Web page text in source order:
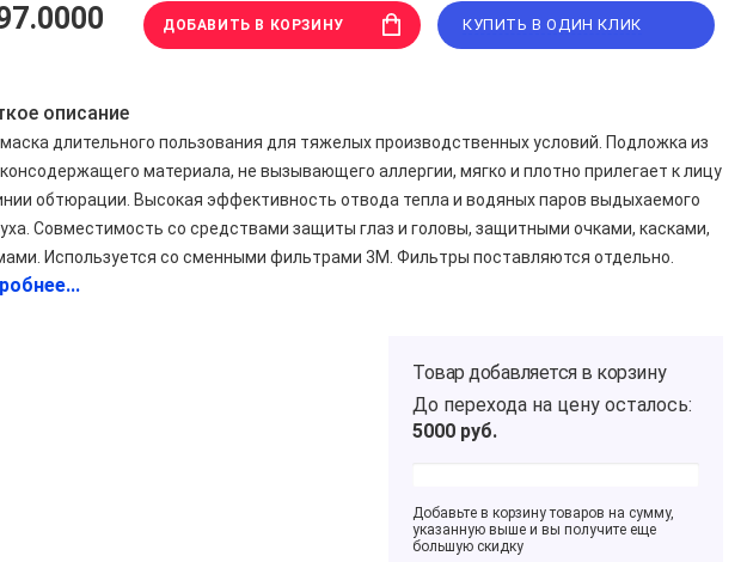
ДОБАВИТЬ В КОРЗИНУ КУПИТЬ В ОДИН КЛИК
описание
длительного пользования для тяжелых производственных условий. Подложка из
материала, не вызывающего аллергии, мягко и плотно прилегает к лицу
обтюрации. Высокая эффективность отвода тепла и водяных паров выдыхаемого
Совместимость со средствами защиты глаз и головы, защитными очками, касками,
Используется со сменными фильтрами 3М. Фильтры поставляются отдельно.
Товар добавляется в корзину
До перехода на цену осталось:
5000 руб.
Добавьте в корзину товаров на сумму,
указанную выше и вы получите еще
большую скидку